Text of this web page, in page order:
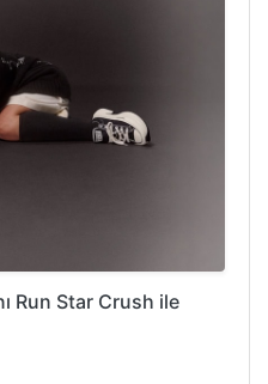
Run Star Crush ile